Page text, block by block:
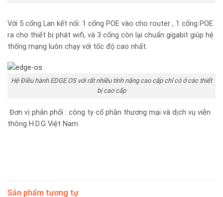
Với 5 cổng Lan kết nối: 1 cổng POE vào cho router , 1 cổng POE
ra cho thiết bị phát wifi, và 3 cổng còn lại chuẩn gigabit giúp hệ
thống mạng luôn chạy với tốc độ cao nhất.
Hệ Điều hành EDGE OS với rất nhiều tính năng cao cấp chỉ có ở các thiết
bị cao cấp
Đơn vị phân phối : công ty cổ phần thương mại và dịch vụ viễn
thông H.D.G Việt Nam
Sản phẩm tương tự